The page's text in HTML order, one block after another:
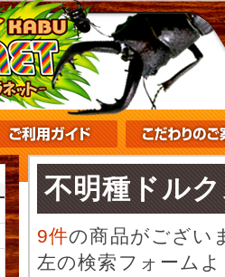
不明種ドル
9件の商品がござい
左の検索フォーム